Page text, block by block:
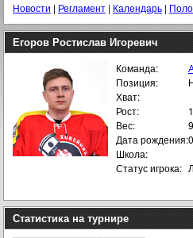
Новости | Регламент | Календарь |
Егоров Ростислав Игоревич
Команда:
Позиция:
Хват:
Рост:
Вес:
Дата рождения:
Школа:
Статус игрока:
Статистика на турнире